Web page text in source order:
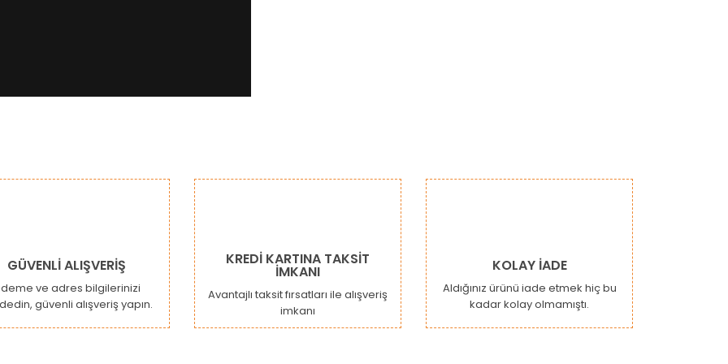
Bu ürüne ilk yorumu siz yapın!
Yorum Yaz
GÜVENLİ ALIŞVERİŞ
ve adres bilgilerinizi
güvenli alışveriş yapın.
KREDİ KARTINA TAKSİT
İMKANI
Avantajlı taksit fırsatları ile alışveriş
imkanı
KOLAY İADE
Aldığınız ürünü iade etmek hiç bu
kadar kolay olmamıştı.